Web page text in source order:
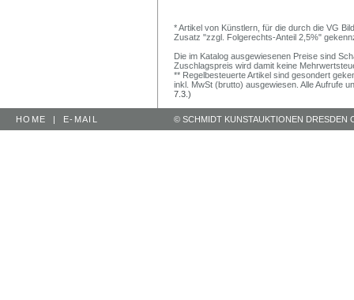
* Artikel von Künstlern, für die durch die VG
Zusatz "zzgl. Folgerechts-Anteil 2,5%"
Die im Katalog ausgewiesenen Preise sind
Zuschlagspreis wird damit keine
** Regelbesteuerte Artikel sind gesondert
inkl. MwSt (brutto) ausgewiesen. Alle Aufrufe
7.3.)
HOME | E-MAIL © SCHMIDT KUNSTAUKTIONEN DRESDEN